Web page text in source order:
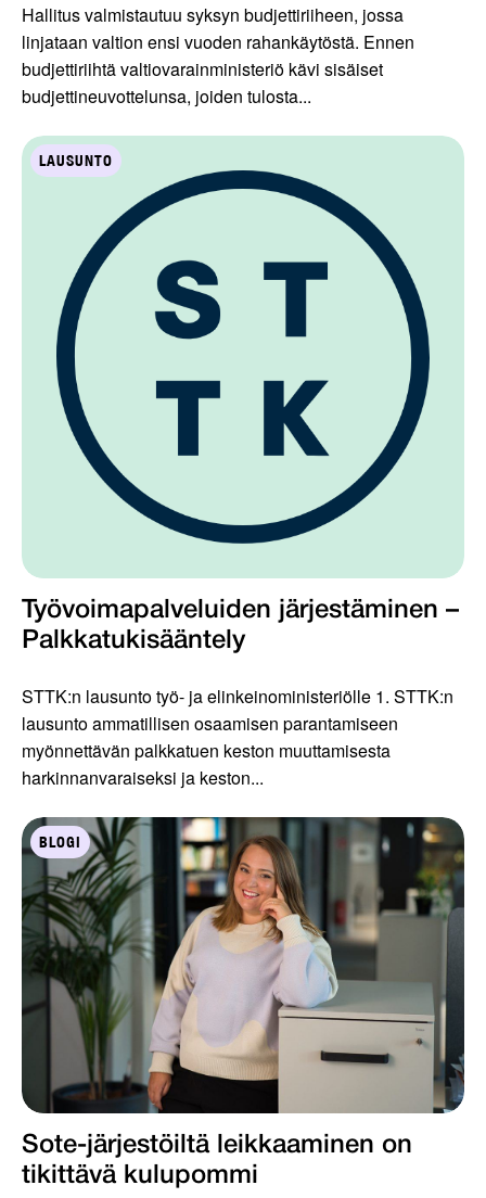
Hallitus valmistautuu syksyn budjettiriiheen, jossa
linjataan valtion ensi vuoden rahankäytöstä. Ennen
budjettiriihtä valtiovarainministeriö kävi sisäiset
budjettineuvottelunsa, joiden tulosta...
LAUSUNTO
Työvoimapalveluiden järjestäminen –
Palkkatukisääntely
STTK:n lausunto työ- ja elinkeinoministeriölle 1. STTK:n
lausunto ammatillisen osaamisen parantamiseen
myönnettävän palkkatuen keston muuttamisesta
harkinnanvaraiseksi ja keston...
BLOGI
Sote-järjestöiltä leikkaaminen on
tikittävä kulupommi